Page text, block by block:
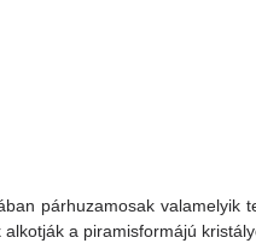
párhuzamosak
a piramisformájú